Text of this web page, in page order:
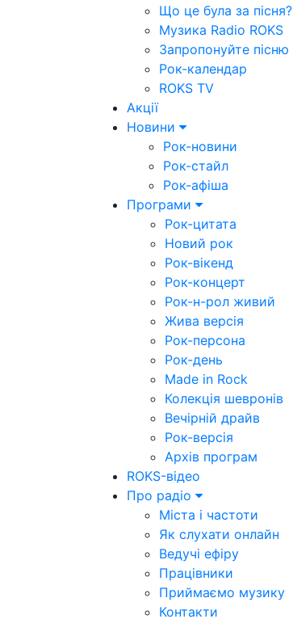
Що це була за пісня?
Музика Radio ROKS
Запропонуйте пісню
Рок-календар
ROKS TV
Акції
Новини
Рок-новини
Рок-стайл
Рок-афіша
Програми
Рок-цитата
Новий рок
Рок-вікенд
Рок-концерт
Рок-н-рол живий
Жива версія
Рок-персона
Рок-день
Made in Rock
Колекція шевронів
Вечірній драйв
Рок-версія
Архів програм
ROKS-відео
Про радіо
Міста і частоти
Як слухати онлайн
Ведучі ефіру
Працівники
Приймаємо музику
Контакти